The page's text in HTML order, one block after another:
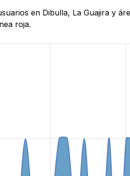
en Dibulla, La Guajira y
roja.